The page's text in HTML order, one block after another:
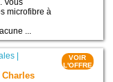
Vous
microfibre à
...
VOIR
L'OFFRE